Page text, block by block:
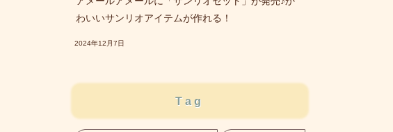
わいいサンリオアイテムが作れる！
2024年12月7日
Tag